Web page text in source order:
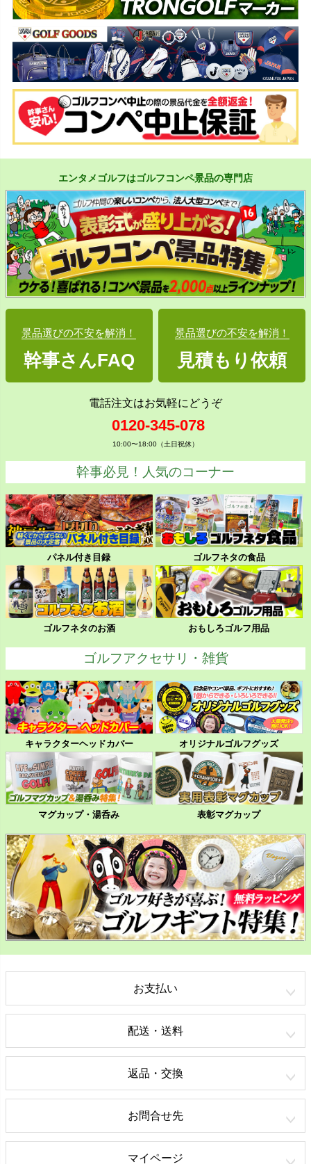
エンタメゴルフはゴルフコンペ景品の専門店
景品選びの不安を解消！
幹事さんFAQ
景品選びの不安を解消！
見積もり依頼
電話注文はお気軽にどうぞ
0120-345-078
10:00〜18:00（土日祝休）
幹事必見！人気のコーナー
パネル付き目録 ゴルフネタの食品
ゴルフネタのお酒 おもしろゴルフ用品
ゴルフアクセサリ・雑貨
キャラクターヘッドカバー オリジナルゴルフグッズ
マグカップ・湯呑み 表彰マグカップ
お支払い
配送・送料
返品・交換
お問合せ先
マイページ